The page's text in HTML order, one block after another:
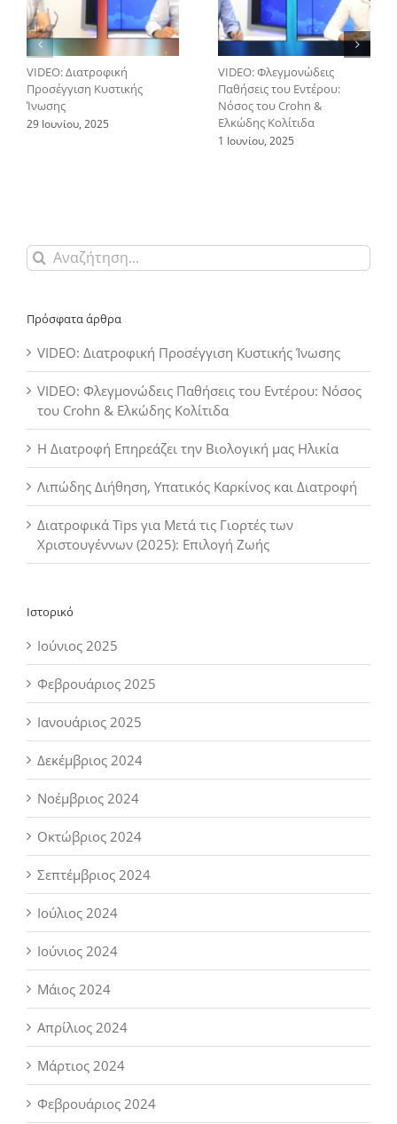
VIDEO: Διατροφική
Προσέγγιση Κυστικής
Ίνωσης
29 Ιουνίου, 2025
VIDEO: Φλεγμονώδεις
Παθήσεις του Εντέρου:
Νόσος του Crohn &
Ελκώδης Κολίτιδα
1 Ιουνίου, 2025
Αναζήτηση
για:
Πρόσφατα άρθρα
VIDEO: Διατροφική Προσέγγιση Κυστικής Ίνωσης
VIDEO: Φλεγμονώδεις Παθήσεις του Εντέρου: Νόσος
του Crohn & Ελκώδης Κολίτιδα
Η Διατροφή Επηρεάζει την Βιολογική μας Ηλικία
Λιπώδης Διήθηση, Υπατικός Καρκίνος και Διατροφή
Διατροφικά Tips για Μετά τις Γιορτές των
Χριστουγέννων (2025): Επιλογή Ζωής
Ιστορικό
Ιούνιος 2025
Φεβρουάριος 2025
Ιανουάριος 2025
Δεκέμβριος 2024
Νοέμβριος 2024
Οκτώβριος 2024
Σεπτέμβριος 2024
Ιούλιος 2024
Ιούνιος 2024
Μάιος 2024
Απρίλιος 2024
Μάρτιος 2024
Φεβρουάριος 2024